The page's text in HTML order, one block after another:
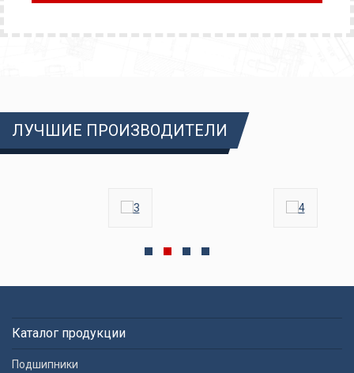
ЛУЧШИЕ ПРОИЗВОДИТЕЛИ
Каталог продукции
Подшипники